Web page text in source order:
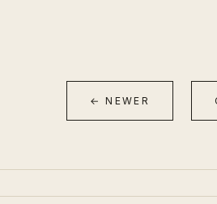
← NEWER